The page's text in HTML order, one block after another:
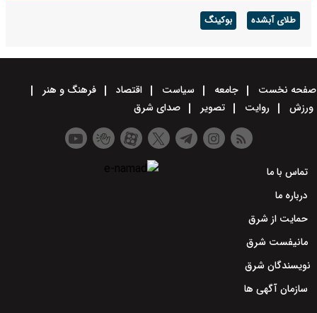
طلای آبشده بوکینگ
صفحه نخست جامعه سیاست اقتصاد
فرهنگ و هنر
ورزش
روایت تصویر صدای شرق
تماس با ما
درباره ما
حمایت از شرق
مانیفست شرق
نویسندگان شرق
سازمان آگهی ها